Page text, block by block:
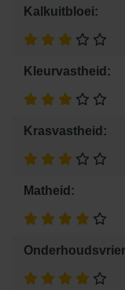
Kalkuitbloei:
Kleurvastheid:
Krasvastheid:
Matheid: